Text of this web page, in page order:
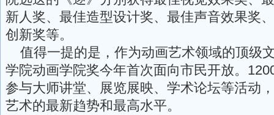
新人奖、最佳造型设计奖、最佳声音效果奖
创新奖等。
值得一提的是，作为动画艺术领域的顶级
学院动画学院奖今年首次面向市民开放。
参与大师讲堂、展览展映、学术论坛等活动
艺术的最新趋势和最高水平。